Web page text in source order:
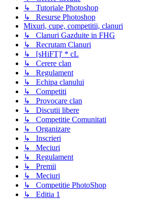
↳ Tutoriale Photoshop
↳ Resurse Photoshop
Mixuri, cupe, competitii, clanuri
↳ Clanuri Gazduite in FHG
↳ Recrutam Clanuri
↳ [sHiFT]' * cL
↳ Cerere clan
↳ Regulament
↳ Echipa clanului
↳ Competiti
↳ Provocare clan
↳ Discutii libere
↳ Competitie Comunitati
↳ Organizare
↳ Inscrieri
↳ Meciuri
↳ Regulament
↳ Premii
↳ Meciuri
↳ Competitie PhotoShop
↳ Editia 1